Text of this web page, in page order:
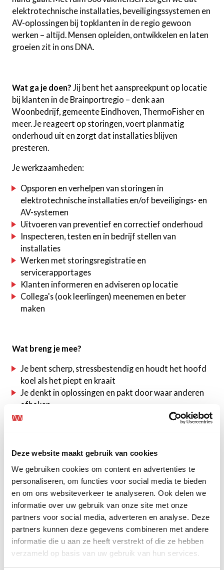
Deze website maakt gebruik van cookies
We gebruiken cookies om content en advertenties te
personaliseren, om functies voor social media te bieden
en om ons websiteverkeer te analyseren. Ook delen we
informatie over uw gebruik van onze site met onze
partners voor social media, adverteren en analyse. Deze
partners kunnen deze gegevens combineren met andere
informatie die u aan ze heeft verstrekt of die ze hebben
verzameld op basis van uw gebruik van hun services.
elektrotechnische installaties, beveiligingssystemen en
AV-oplossingen bij topklanten in de regio gewoon
werken – altijd. Mensen opleiden, ontwikkelen en laten
groeien zit in ons DNA.
Wat ga je doen? Jij bent het aanspreekpunt op locatie
bij klanten in de Brainportregio – denk aan
Woonbedrijf, gemeente Eindhoven, ThermoFisher en
meer. Je reageert op storingen, voert planmatig
onderhoud uit en zorgt dat installaties blijven
presteren.
Je werkzaamheden:
Opsporen en verhelpen van storingen in
elektrotechnische installaties en/of beveiligings- en
AV-systemen
Uitvoeren van preventief en correctief onderhoud
Inspecteren, testen en in bedrijf stellen van
installaties
Werken met storingsregistratie en
servicerapportages
Klanten informeren en adviseren op locatie
Collega's (ook leerlingen) meenemen en beter
maken
Wat breng je mee?
Je bent scherp, stressbestendig en houdt het hoofd
koel als het piept en kraait
Je denkt in oplossingen en pakt door waar anderen
afhaken
Ervaring in elektrotechniek, bij voorkeur in een
beveiligingssystemen is een pré
VCA en rijbewijs B
Wat krijg je van ons?
Geld, zekerheid en vrijheid
Salaris volgens CAO Metaal & Techniek, passend bij
jouw niveau